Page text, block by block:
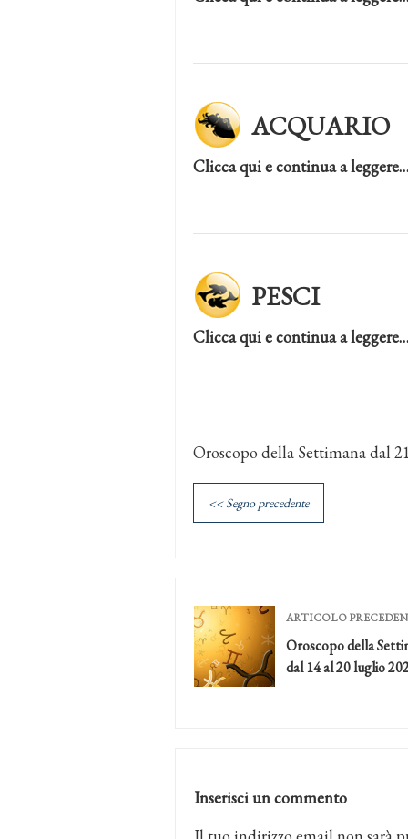
ACQUARIO
Clicca qui e continua a leggere…
PESCI
Clicca qui e continua a leggere…
Oroscopo della Settimana dal
<< Segno precedente
ARTICOLO
Oroscopo della
dal 14 al 20 luglio
Inserisci un commento